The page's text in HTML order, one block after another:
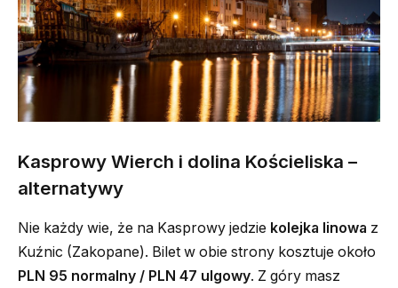
Kasprowy Wierch i dolina Kościeliska –
alternatywy
Nie każdy wie, że na Kasprowy jedzie kolejka linowa z
Kuźnic (Zakopane). Bilet w obie strony kosztuje około
PLN 95 normalny / PLN 47 ulgowy. Z góry masz